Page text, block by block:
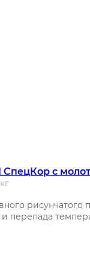
СпецКор с